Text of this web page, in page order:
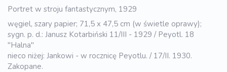
Portret w stroju fantastycznym, 1929
węgiel, szary papier; 71,5 x 47,5 cm (w świetle oprawy);
sygn. p. d.: Janusz Kotarbiński 11/III - 1929 / Peyotl. 18
"Halna"
nieco niżej: Jankowi - w rocznicę Peyotlu. / 17/II. 1930.
Zakopane.